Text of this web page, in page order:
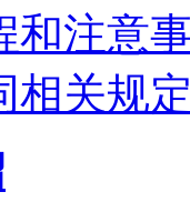
和注意
相关规